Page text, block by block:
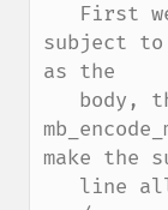
subject to
as the
make the